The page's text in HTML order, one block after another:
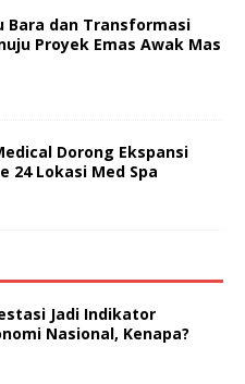
Bara dan Transformasi
Proyek Emas Awak Mas
Dorong Ekspansi
24 Lokasi Med Spa
Jadi Indikator
Nasional, Kenapa?